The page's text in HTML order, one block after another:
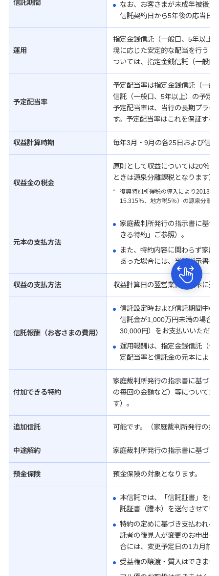
信託期間
なお、お客さまが未成年被後
信託契約日から5年後の応当日
運用
指定金銭信託（一般口、5年以上
境に応じた安定的な配当を行う
ついては、指定金銭信託（一般
予定配当率
予定配当率は指定金銭信託（一
信託（一般口、5年以上）の予定
予定配当率は、当行の長期プラ
す。予定配当率はこれを保証する
収益計算時期 毎年3月・9月の各25日および信
収益金の税金
原則として収益については20％*
ときは源泉分離課税となります）
*
復興特別所得税の導入により2013
15.315％、地方税5％）の源泉分離
元本の支払方法
家庭裁判所発行の指示書に基
きる特約」ご参照）。
また、特約内容に関わらず家
あった場合には、当該指示書に
収益の支払方法 収益計算日の翌営業日に元本に追
信託報酬（お客さまの費用）
信託設定時および信託期間中
信託金が1,000万円未満の場合
30,000円）をお支払いいただき
運用報酬は、指定金銭信託（
定配当率と信託金の元本によ
付加できる特約
家庭裁判所発行の指示書に基づ
の毎回の金額など）等について
す）。
追加信託 可能です。（家庭裁判所発行の指
中途解約 家庭裁判所発行の指示書に基づき
預金保険 預金保険の対象となります。
本信託では、「信託証書」を
託証書（謄本）を送付させて
特約の定めに基づき支払われる
託者の後見人が変更のお申出を
合には、変更予定日の1カ月前
受益権の譲渡・質入はできませ